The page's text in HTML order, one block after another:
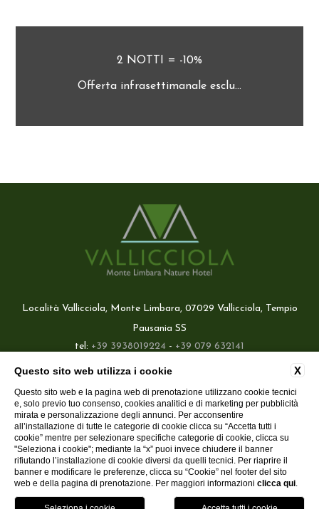
1
Garanzia del miglior prezzo
Delizioso welcome drink incluso
2 NOTTI = -10%
Offerta infrasettimanale esclu...
Località Vallicciola, Monte Limbara, 07029 Vallicciola, Tempio
Pausania SS
tel: +39 3938019224 - +39 079 632141
P.Iva: 02660420908
CONTATTI DATI SOCIETARI PRIVACY
COOKIE
ACCESSIBILITY
X
Questo sito web utilizza i cookie
Questo sito web e la pagina web di prenotazione utilizzano cookie tecnici
e, solo previo tuo consenso, cookies analitici e di marketing per pubblicità
mirata e personalizzazione degli annunci. Per acconsentire
all’installazione di tutte le categorie di cookie clicca su “Accetta tutti i
cookie” mentre per selezionare specifiche categorie di cookie, clicca su
"Seleziona i cookie"; mediante la “x” puoi invece chiudere il banner
rifiutando l’installazione di cookie diversi da quelli tecnici. Per riaprire il
banner e modificare le preferenze, clicca su “Cookie” nel footer del sito
web e della pagina di prenotazione. Per maggiori informazioni clicca qui.